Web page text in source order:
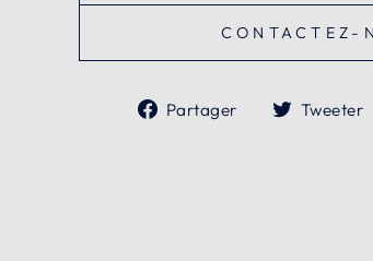
CONTACTEZ-
Partager
Partager
Tweeter